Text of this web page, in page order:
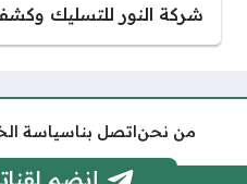
شركة النور للتسليك
من نحناتصل بناسياسة
إنضم